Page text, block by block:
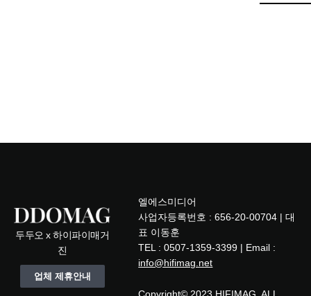
두두오 x 하이파이매거
진
업체 제휴안내
엘에스미디어
사업자등록번호 : 656-20-00704 | 대
표 이동훈
TEL : 0507-1359-3399 | Email :
info@hifimag.net
Copyright© 2023 HIFIMAG. ALL